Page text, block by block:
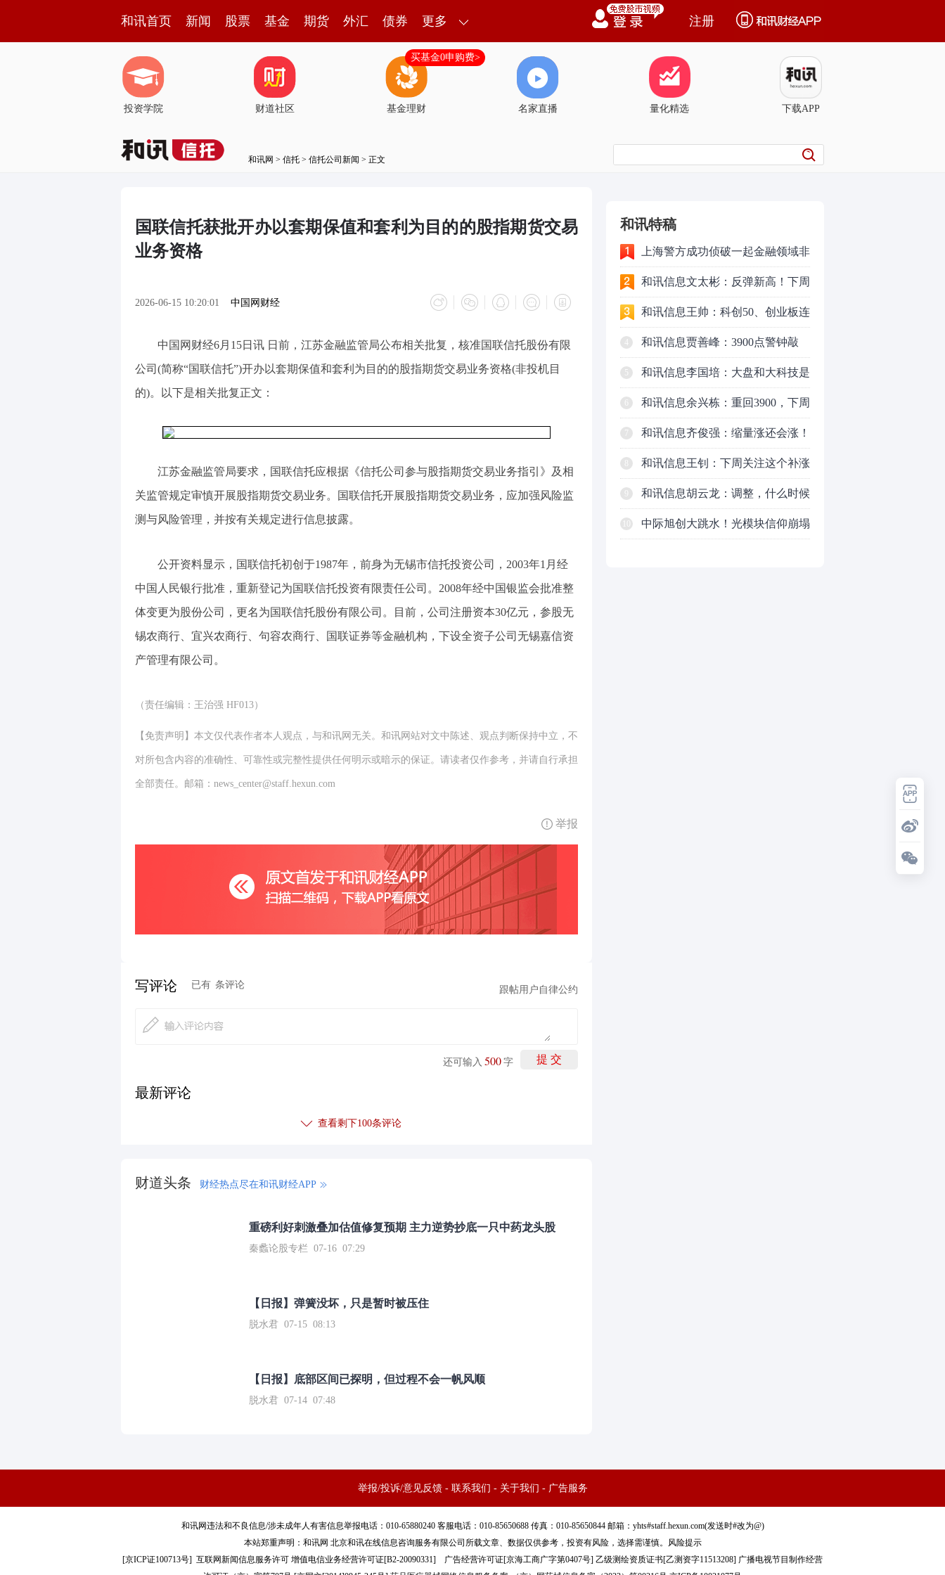
和讯首页 新闻 股票 基金 期货 外汇 债券 更多 注册
投资学院 财道社区 基金理财
买基金0申购费>
名家直播 量化精选 下载APP
和讯网 > 信托 > 信托公司新闻 > 正文
国联信托获批开办以套期保值和套利为目的的股指期货交易
业务资格
2026-06-15 10:20:01 中国网财经
中国网财经6月15日讯 日前，江苏金融监管局公布相关批复，核准国联信托股份有限
公司(简称“国联信托”)开办以套期保值和套利为目的的股指期货交易业务资格(非投机目
的)。以下是相关批复正文：
江苏金融监管局要求，国联信托应根据《信托公司参与股指期货交易业务指引》及相
关监管规定审慎开展股指期货交易业务。国联信托开展股指期货交易业务，应加强风险监
测与风险管理，并按有关规定进行信息披露。
公开资料显示，国联信托初创于1987年，前身为无锡市信托投资公司，2003年1月经
中国人民银行批准，重新登记为国联信托投资有限责任公司。2008年经中国银监会批准整
体变更为股份公司，更名为国联信托股份有限公司。目前，公司注册资本30亿元，参股无
锡农商行、宜兴农商行、句容农商行、国联证券等金融机构，下设全资子公司无锡嘉信资
产管理有限公司。
（责任编辑：王治强 HF013）
【免责声明】本文仅代表作者本人观点，与和讯网无关。和讯网站对文中陈述、观点判断保持中立，不
对所包含内容的准确性、可靠性或完整性提供任何明示或暗示的保证。请读者仅作参考，并请自行承担
全部责任。邮箱：news_center@staff.hexun.com
举报
写评论 已有 条评论 跟帖用户自律公约
提 交
还可输入 500 字
最新评论
查看剩下100条评论
财道头条 财经热点尽在和讯财经APP
重磅利好刺激叠加估值修复预期 主力逆势抄底一只中药龙头股
秦蠡论股专栏 07-16 07:29
【日报】弹簧没坏，只是暂时被压住
脱水君 07-15 08:13
【日报】底部区间已探明，但过程不会一帆风顺
脱水君 07-14 07:48
和讯特稿
上海警方成功侦破一起金融领域非
法代理维权敲诈勒索案件
和讯信息文太彬：反弹新高！下周
行情怎么走？
和讯信息王帅：科创50、创业板连
续反弹之后，重要防守线已出现
和讯信息贾善峰：3900点警钟敲
响，主力正在暗中布局！
5 和讯信息李国培：大盘和大科技是
反转？还是反弹？
和讯信息余兴栋：重回3900，下周
稳了吗？
7 和讯信息齐俊强：缩量涨还会涨！
和讯信息王钊：下周关注这个补涨
机会
和讯信息胡云龙：调整，什么时候
来
中际旭创大跳水！光模块信仰崩塌
举报/投诉/意见反馈- 联系我们 - 关于我们 - 广告服务
和讯网违法和不良信息/涉未成年人有害信息举报电话：010-65880240 客服电话：010-85650688 传真：010-85650844 邮箱：yhts#staff.hexun.com(发送时#改为@)
本站郑重声明：和讯网 北京和讯在线信息咨询服务有限公司所载文章、数据仅供参考，投资有风险，选择需谨慎。
风险提示
[京ICP证100713号] 互联网新闻信息服务许可 增值电信业务经营许可证[B2-20090331] 广告经营许可证[京海工商广字第0407号] 乙级测绘资质证书[乙测资字11513208] 广播电视节目制作经营